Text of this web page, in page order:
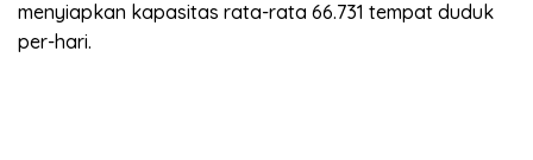
menyiapkan kapasitas rata-rata 66.731 tempat duduk
per-hari.